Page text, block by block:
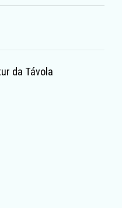
da Távola